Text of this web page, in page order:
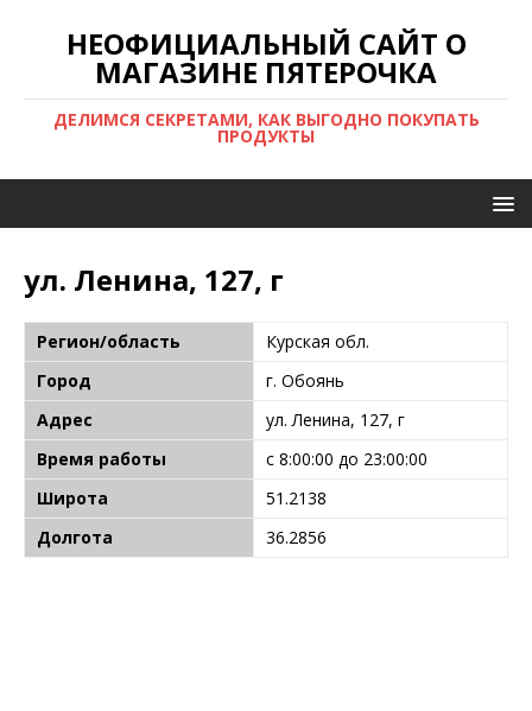
НЕОФИЦИАЛЬНЫЙ САЙТ О
МАГАЗИНЕ ПЯТЕРОЧКА
ДЕЛИМСЯ СЕКРЕТАМИ, КАК ВЫГОДНО ПОКУПАТЬ
ПРОДУКТЫ
ул. Ленина, 127, г
Регион/область
Курская обл.
Город
г. Обоянь
Адрес
ул. Ленина, 127, г
Время работы
с 8:00:00 до 23:00:00
Широта
51.2138
Долгота
36.2856